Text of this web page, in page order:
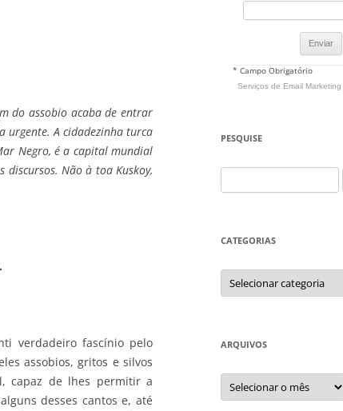
do assobio acaba de entrar
urgente. A cidadezinha turca
Negro, é a capital mundial
discursos. Não à toa Kuskoy,
verdadeiro fascínio pelo
assobios, gritos e silvos
capaz de lhes permitir a
desses cantos e, até
* Campo Obrigatório
Serviços de Email Marketing
PESQUISE
por:
CATEGORIAS
Categorias
ARQUIVOS
Arquivos